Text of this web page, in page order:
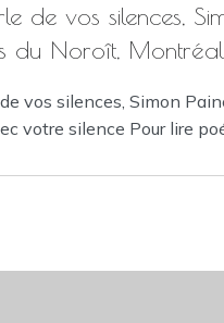
de vos silences,
du Noroît,
vos silences, Simon
votre silence Pour lire